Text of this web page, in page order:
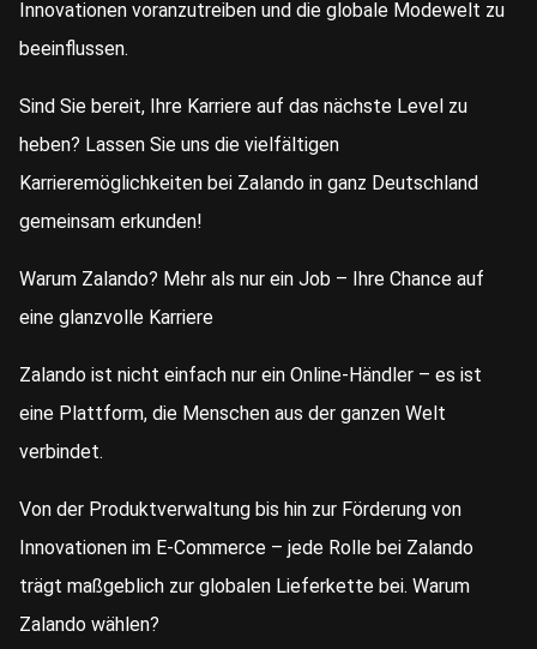
Innovationen voranzutreiben und die globale Modewelt zu
beeinflussen.
Sind Sie bereit, Ihre Karriere auf das nächste Level zu
heben? Lassen Sie uns die vielfältigen
Karrieremöglichkeiten bei Zalando in ganz Deutschland
gemeinsam erkunden!
Warum Zalando? Mehr als nur ein Job – Ihre Chance auf
eine glanzvolle Karriere
Zalando ist nicht einfach nur ein Online-Händler – es ist
eine Plattform, die Menschen aus der ganzen Welt
verbindet.
Von der Produktverwaltung bis hin zur Förderung von
Innovationen im E-Commerce – jede Rolle bei Zalando
trägt maßgeblich zur globalen Lieferkette bei. Warum
Zalando wählen?